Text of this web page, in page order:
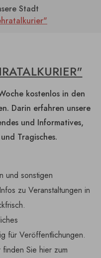
Stadt
kostenlos in den
Darin erfahren unsere
und Informatives,
Tragisches.
und sonstigen
zu Veranstaltungen in
für Veröffentlichungen.
Sie hier zum